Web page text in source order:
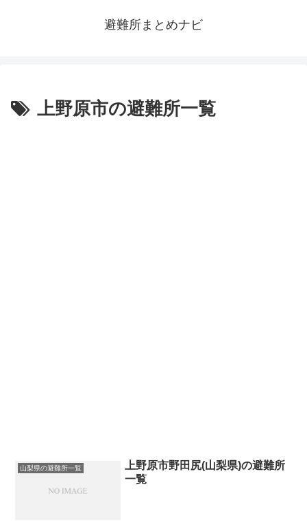
避難所まとめナビ
上野原市の避難所一覧
山梨県の避難所一覧
上野原市野田尻(山梨県)の避難所
一覧